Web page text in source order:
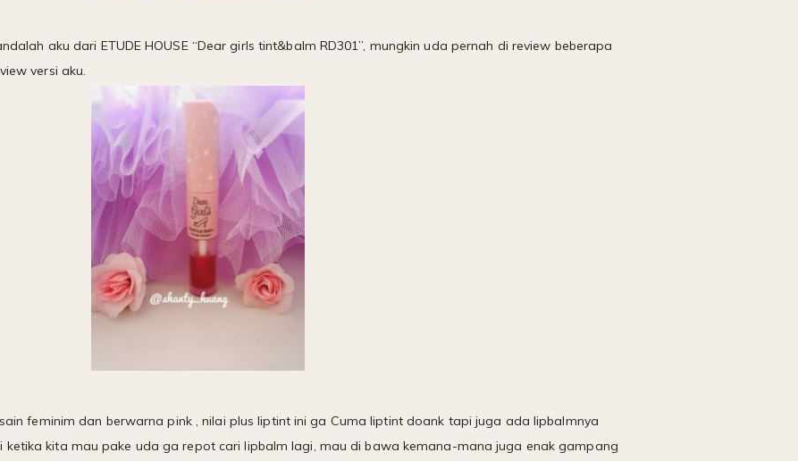
aku dari ETUDE HOUSE “Dear girls tint&balm RD301”, mungkin uda pernah di review beberapa
versi aku.
feminim dan berwarna pink , nilai plus liptint ini ga Cuma liptint doank tapi juga ada lipbalmnya
kita mau pake uda ga repot cari lipbalm lagi, mau di bawa kemana-mana juga enak gampang